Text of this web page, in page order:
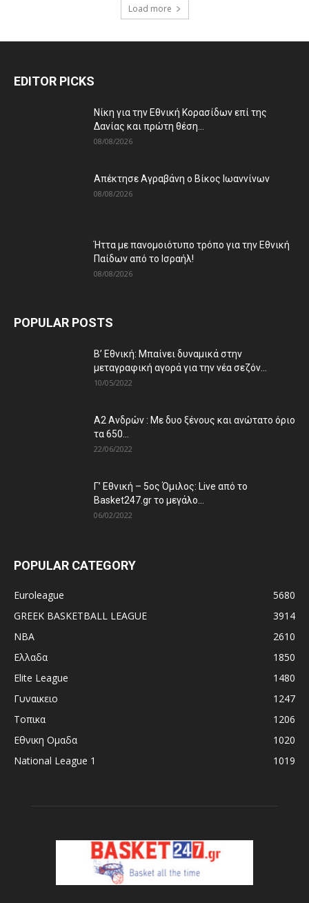
Load more
EDITOR PICKS
Νίκη για την Εθνική Κορασίδων επί της
Δανίας και πρώτη θέση...
08/08/2026
Απέκτησε Αγραβάνη ο Βίκος Ιωαννίνων
08/08/2026
Ήττα με πανομοιότυπο τρόπο για την Εθνική
Παίδων από το Ισραήλ!
08/08/2026
POPULAR POSTS
Β’ Εθνική: Μπαίνει δυναμικά στην
μεταγραφική αγορά για την νέα σεζόν...
10/05/2022
Α2 Ανδρών : Με δυο ξένους και ανώτατο όριο
τα 650...
22/06/2022
Γ’ Εθνική – 5ος Όμιλος: Live από το
Basket247.gr το μεγάλο...
06/02/2022
POPULAR CATEGORY
Euroleague
5680
GREEK BASKETBALL LEAGUE
3914
NBA
2610
Ελλαδα
1850
Elite League
1480
Γυναικειο
1247
Τοπικα
1206
Εθνικη Ομαδα
1020
National League 1
1019